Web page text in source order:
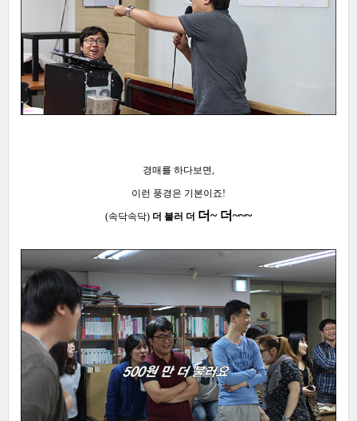
경매를 하다보면,
이런 풍경은 기본이죠!
(속닥속닥) 더 불러 더 더~ 더~~~